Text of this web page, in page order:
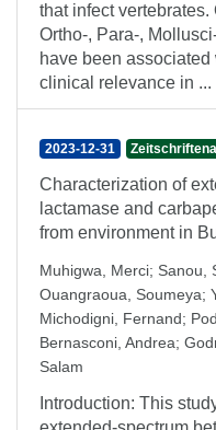
that infect vertebrates.
Ortho-, Para-,
have been
clinical relevance in ...
2023-12-31
Characterization of
lactamase and
from environment in
Muhigwa, Merci; Sanou,
Ouangraoua, Soumeya;
Michodigni, Fernand;
Bernasconi, Andrea;
Salam
Introduction: This